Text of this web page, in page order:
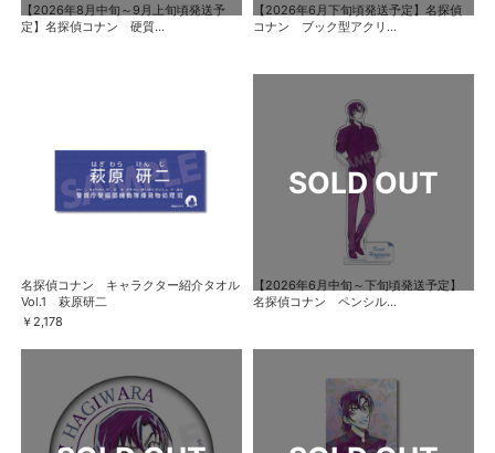
【2026年8月中旬～9月上旬頃発送予
定】名探偵コナン 硬質...
【2026年6月下旬頃発送予定】名探偵
コナン ブック型アクリ...
名探偵コナン キャラクター紹介タオル
Vol.1 萩原研二
￥2,178
【2026年6月中旬～下旬頃発送予定】
名探偵コナン ペンシル...